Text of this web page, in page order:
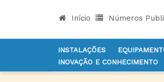
Início Números
INSTALAÇÕES
INOVAÇÃO E CONHECIMENTO
INÍCIO NOTÍCIAS GESTÃO